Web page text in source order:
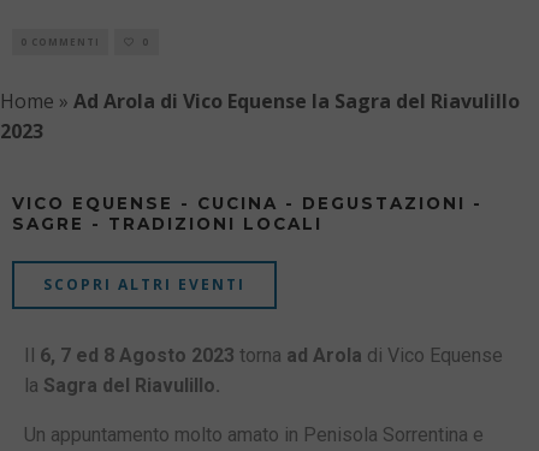
0 COMMENTI 0
Home » Ad Arola di Vico Equense la Sagra del Riavulillo
2023
VICO EQUENSE - CUCINA - DEGUSTAZIONI -
SAGRE - TRADIZIONI LOCALI
SCOPRI ALTRI EVENTI
6, 7 ed 8 Agosto 2023 torna ad Arola di Vico Equense
la Sagra del Riavulillo.
Un appuntamento molto amato in Penisola Sorrentina e